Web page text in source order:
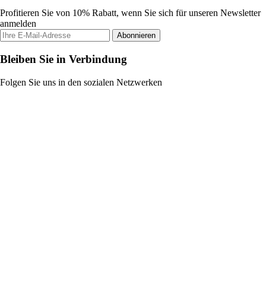
Profitieren Sie von 10% Rabatt, wenn Sie sich für unseren Newsletter
anmelden
Abonnieren
Bleiben Sie in Verbindung
Folgen Sie uns in den sozialen Netzwerken